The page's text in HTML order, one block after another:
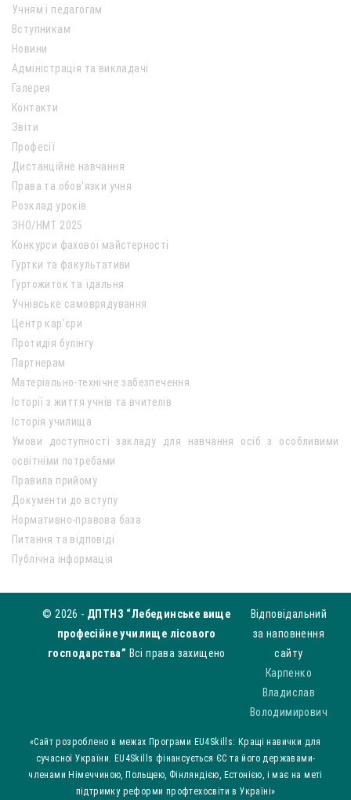
Учням і педагогам
Вступникам
Новини
Адміністрація та викладачі
Галерея
Контакти
Звіти
Професії
Дистанційне навчання
Права та обов’язки учня
Розклад уроків
ЗНО/НМТ 2025
Конкурси фахової майстерності
Гуртки та факультативи
Гуртожиток та їдальня
Учнівське самоврядування
Центр кар’єри
Протидія булінгу
Партнерам
Матеріально-технічне забезпечення
Історії з життя учнів та вчителів
Історія училища
Умови доступності закладу для навчання осіб з особливими
освітніми потребами
Правила прийому
Документи до вступу
Нормативно-правова база
Питання та відповіді
Публічна інформація
© 2026 - ДПТНЗ “Лебединське вище
професійне училище лісового
господарства” Всі права захищено
Відповідальний
за наповнення
сайту
Карпенко
Владислав
Володимирович
«Сайт розроблено в межах Програми EU4Skills: Кращі навички для
сучасної України. EU4Skills фінансується ЄС та його державами-
членами Німеччиною, Польщею, Фінляндією, Естонією, і має на меті
підтримку реформи профтехосвіти в Україні»